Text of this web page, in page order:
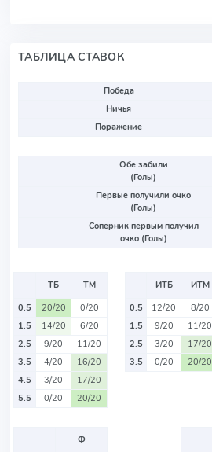
ТАБЛИЦА СТАВОК
Победа
Ничья
Поражение
Обе забили
(Голы)
Первые получили очко
(Голы)
Соперник первым получил
очко (Голы)
ТБ
ТМ
0.5
20/20
0/20
1.5
14/20
6/20
2.5
9/20
11/20
3.5
4/20
16/20
4.5
3/20
17/20
5.5
0/20 20/20
ИТБ
ИТМ
0.5
12/20
8/20
1.5
9/20
11/20
2.5
3/20
17/20
3.5
0/20 20/20
Ф